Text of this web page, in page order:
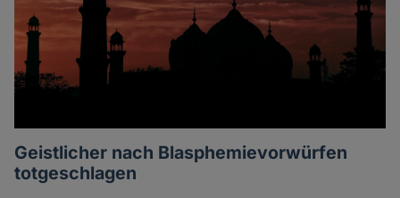
Geistlicher nach Blasphemievorwürfen
totgeschlagen